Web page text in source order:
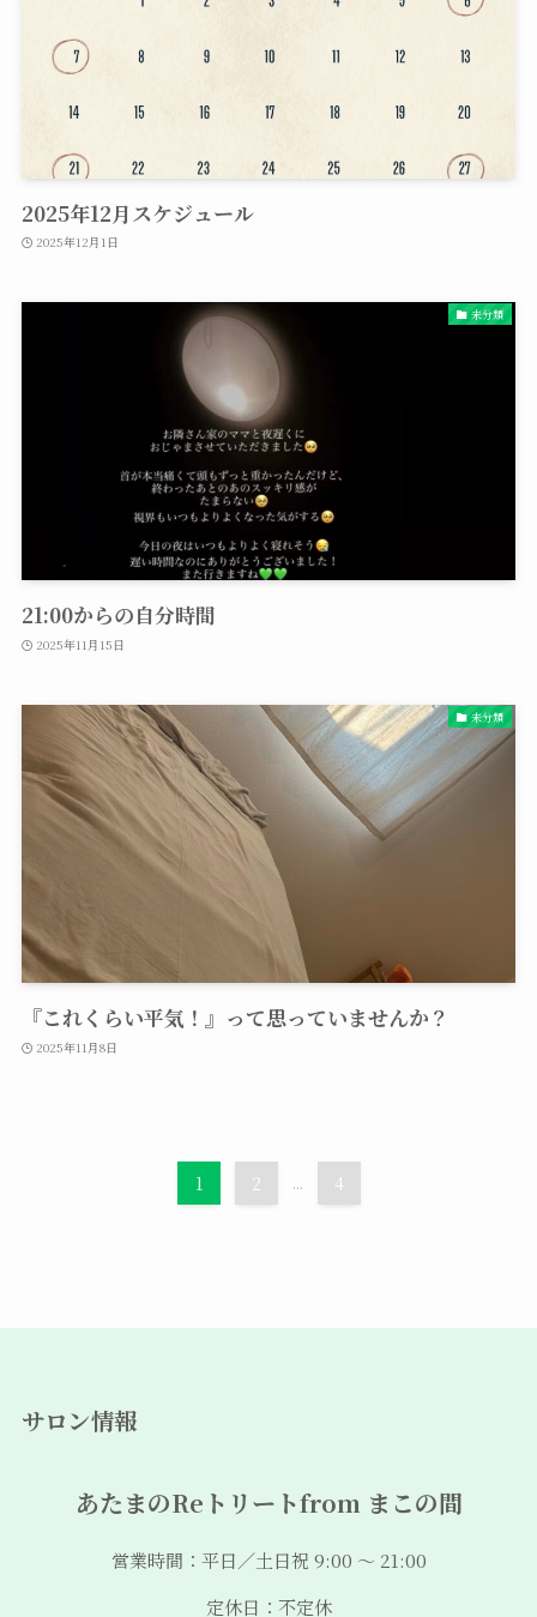
2025年12月スケジュール
2025年12月1日
未分類
21:00からの自分時間
2025年11月15日
未分類
『これくらい平気！』って思っていませんか？
2025年11月8日
1 2 ... 4
サロン情報
あたまのReトリートfrom まこの間
営業時間：平日／土日祝 9:00 ～ 21:00
定休日：不定休